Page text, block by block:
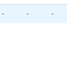
- - -